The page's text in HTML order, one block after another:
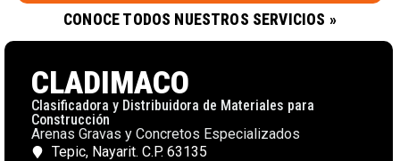
CONOCE TODOS NUESTROS SERVICIOS »
CLADIMACO
Clasificadora y Distribuidora de Materiales para
Construcción
Arenas Gravas y Concretos Especializados
Tepic, Nayarit. C.P. 63135